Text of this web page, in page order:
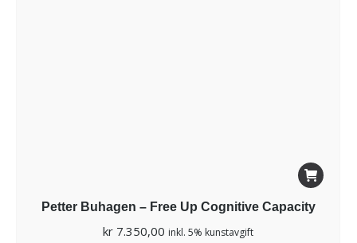
Petter Buhagen – Free Up Cognitive Capacity
kr 7.350,00 inkl. 5% kunstavgift